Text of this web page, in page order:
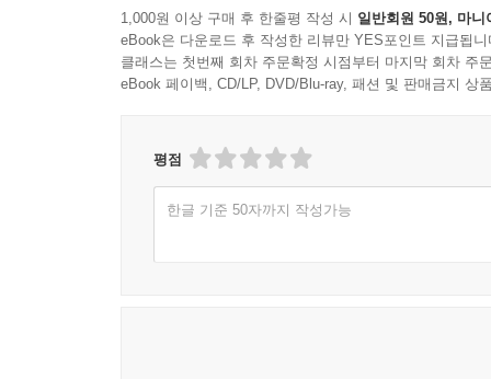
1,000원 이상 구매 후 한줄평 작성 시 일반회원 50원, 마니
eBook은 다운로드 후 작성한 리뷰만 YES포인트 지급됩니
클래스는 첫번째 회차 주문확정 시점부터 마지막 회차 주
eBook 페이백, CD/LP, DVD/Blu-ray, 패션 및 판매금지 상
평점
한글 기준 50자까지 작성가능